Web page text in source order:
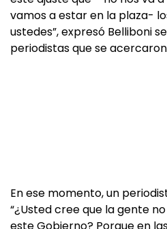
vamos a estar en la plaza-
ustedes”, expresó Belliboni
periodistas que se
En ese momento, un
“¿Usted cree que la gente